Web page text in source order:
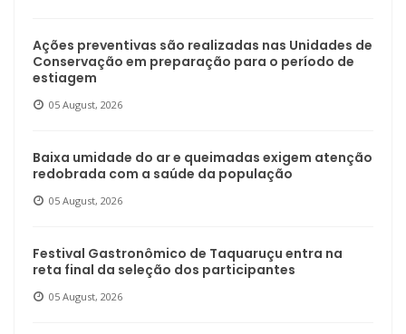
Ações preventivas são realizadas nas Unidades de
Conservação em preparação para o período de
estiagem
05 August, 2026
Baixa umidade do ar e queimadas exigem atenção
redobrada com a saúde da população
05 August, 2026
Festival Gastronômico de Taquaruçu entra na
reta final da seleção dos participantes
05 August, 2026